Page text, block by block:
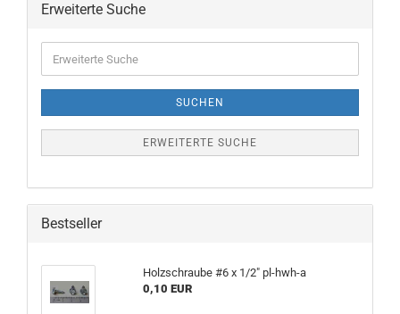
Erweiterte Suche
Suche
SUCHEN
ERWEITERTE SUCHE
Bestseller
Holzschraube #6 x 1/2" pl-hwh-a
0,10 EUR